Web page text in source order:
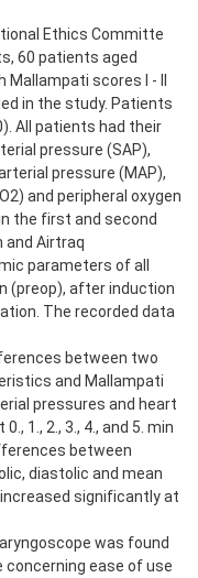
Ethics Committe
60 patients aged
Mallampati scores I - II
in the study. Patients
All patients had their
pressure (SAP),
pressure (MAP),
and peripheral oxygen
the first and second
and Airtraq
parameters of all
(preop), after induction
The recorded data
between two
and Mallampati
pressures and heart
1., 2., 3., 4., and 5. min
between
diastolic and mean
significantly at
laryngoscope was found
ease of use